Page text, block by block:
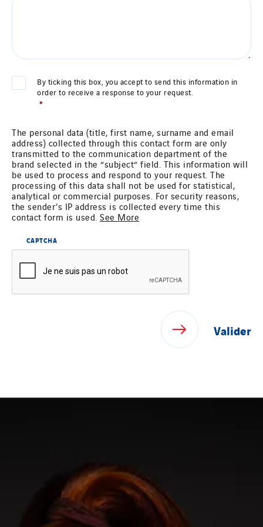
*
By ticking this box, you accept to send this information in
order to receive a response to your request.
*
The personal data (title, first name, surname and email
address) collected through this contact form are only
transmitted to the communication department of the
brand selected in the “subject” field. This information will
be used to process and respond to your request. The
processing of this data shall not be used for statistical,
analytical or commercial purposes. For security reasons,
the sender’s IP address is collected every time this
contact form is used. See More
CAPTCHA
Lesot
Lucitea Atlantique
Manei Lift
Masselin Fabrication
Masselin Grand Ouest
Merelec
Mobility Way
NAE-France
North West Projects
Provelec Sud
Roiret Energies
Roiret Transport
Saga Tertiaire
Salendre Réseaux